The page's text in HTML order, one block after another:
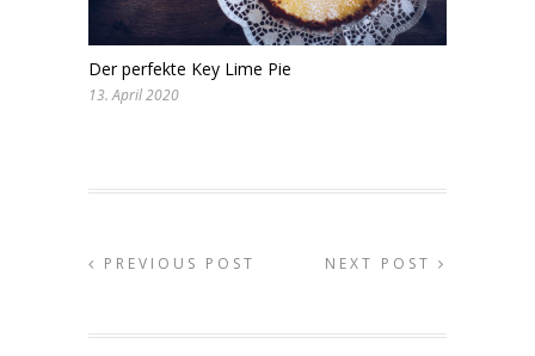
Der perfekte Key Lime Pie
13. April 2020
PREVIOUS POST NEXT POST